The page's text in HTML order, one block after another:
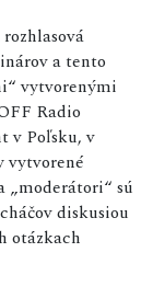
a tento
vytvorenými
Radio
v Poľsku, v
vytvorené
sú
diskusiou
otázkach